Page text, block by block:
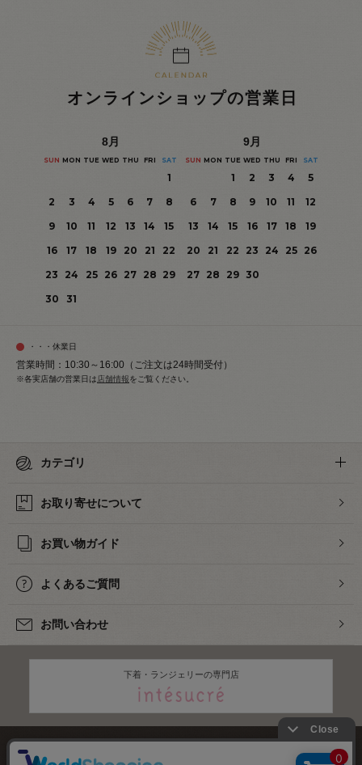
オンラインショップの営業日
8月
SUN MON TUE WED THU FRI SAT
1
2
3 4 5 6 7
8
9
10 11 12 13 14
15
16
17 18 19 20 21
22
23
24 25 26 27 28 29
30
31
9月
SUN MON TUE WED THU FRI SAT
1 2 3 4
5
6
7 8 9 10 11
12
13
14 15 16 17 18
19
20
21 22 23 24 25
26
27 28 29 30
・・・休業日
営業時間：10:30～16:00（ご注文は24時間受付）
※各実店舗の営業日は 店舗情報をご覧ください。
カテゴリ
お取り寄せについて
お買い物ガイド
よくあるご質問
お問い合わせ
下着・ランジェリーの専門店